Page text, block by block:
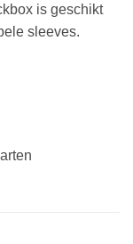
is geschikt
sleeves.